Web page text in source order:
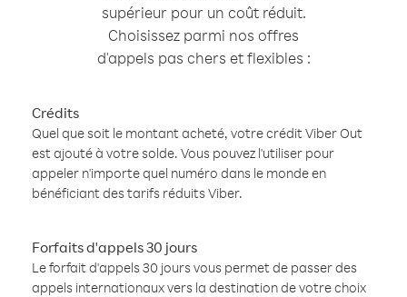
supérieur pour un coût réduit.
Choisissez parmi nos offres
d'appels pas chers et flexibles :
Crédits
Quel que soit le montant acheté, votre crédit Viber Out
est ajouté à votre solde. Vous pouvez l'utiliser pour
appeler n'importe quel numéro dans le monde en
bénéficiant des tarifs réduits Viber.
Forfaits d'appels 30 jours
Le forfait d'appels 30 jours vous permet de passer des
appels internationaux vers la destination de votre choix